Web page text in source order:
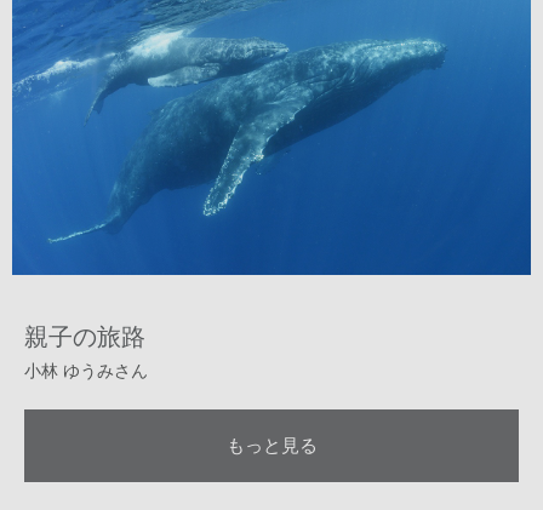
親子の旅路
小林 ゆうみさん
もっと見る